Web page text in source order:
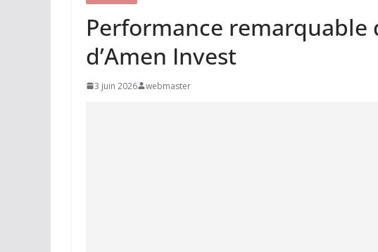
Performance remarquable
d’Amen Invest
3 juin 2026 webmaster